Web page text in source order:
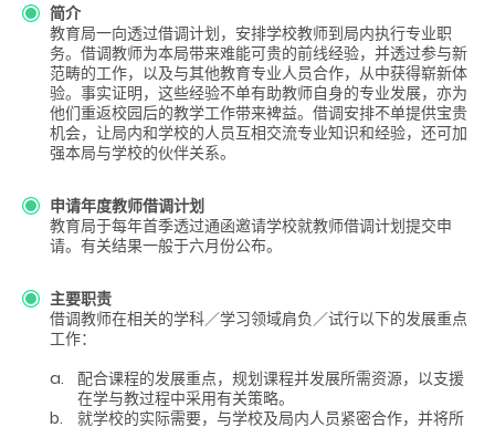
简介
教育局一向透过借调计划，安排学校教师到局内执行专业职
务。借调教师为本局带来难能可贵的前线经验，并透过参与新
范畴的工作，以及与其他教育专业人员合作，从中获得崭新体
验。事实证明，这些经验不单有助教师自身的专业发展，亦为
他们重返校园后的教学工作带来裨益。借调安排不单提供宝贵
机会，让局内和学校的人员互相交流专业知识和经验，还可加
强本局与学校的伙伴关系。
申请年度教师借调计划
教育局于每年首季透过通函邀请学校就教师借调计划提交申
请。有关结果一般于六月份公布。
主要职责
借调教师在相关的学科／学习领域肩负／试行以下的发展重点
工作：
a.
配合课程的发展重点，规划课程并发展所需资源，以支援
在学与教过程中采用有关策略。
b.
就学校的实际需要，与学校及局内人员紧密合作，并将所